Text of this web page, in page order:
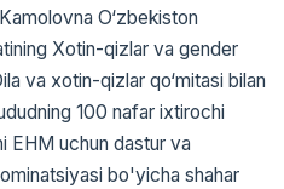
O‘zbekiston
Xotin-qizlar va gender
va xotin-qizlar qo‘mitasi bilan
100 nafar ixtirochi
EHM uchun dastur va
bo'yicha shahar